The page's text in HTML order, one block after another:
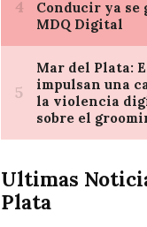
Ultimas
Plata